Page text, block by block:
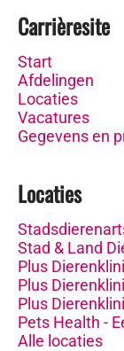
Carrièresite
Start
Afdelingen
Locaties
Vacatures
Gegevens en
Locaties
Stad & Land
Plus
Plus
Plus
Pets Health -
Alle locaties